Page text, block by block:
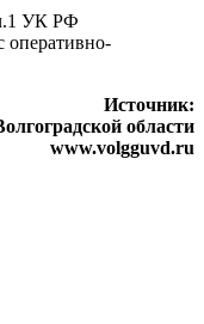
УК РФ
оперативно-
Источник:
области
www.volgguvd.ru